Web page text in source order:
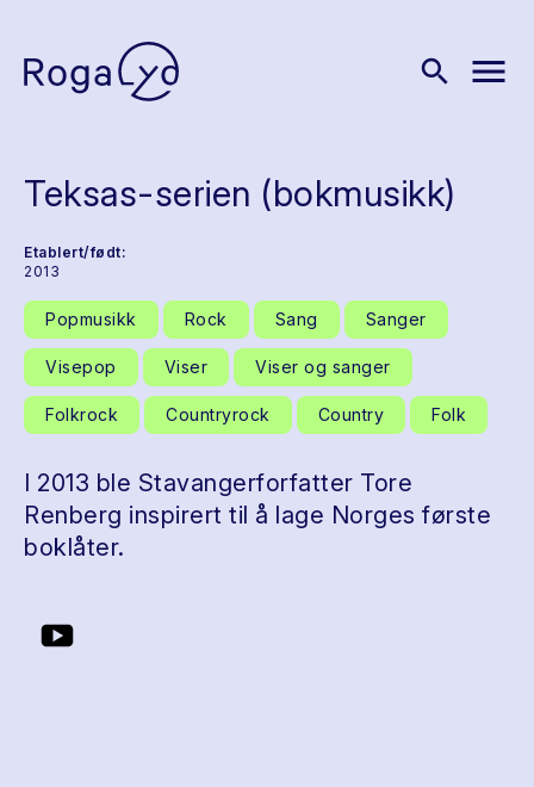
search menu
Teksas-serien (bokmusikk)
Etablert/født:
2013
Popmusikk Rock Sang Sanger
Visepop Viser Viser og sanger
Folkrock Countryrock Country Folk
I 2013 ble Stavangerforfatter Tore
Renberg inspirert til å lage Norges første
boklåter.